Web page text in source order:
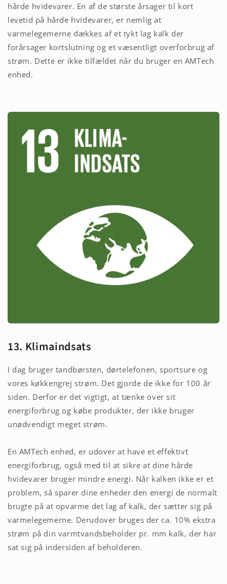
hårde hvidevarer. En af de største årsager til kort
levetid på hårde hvidevarer, er nemlig at
varmelegemerne dækkes af et tykt lag kalk der
forårsager kortslutning og et væsentligt overforbrug af
strøm. Dette er ikke tilfældet når du bruger en AMTech
enhed.
13. Klimaindsats
I dag bruger tandbørsten, dørtelefonen, sportsure og
vores køkkengrej strøm. Det gjorde de ikke for 100 år
siden. Derfor er det vigtigt, at tænke over sit
energiforbrug og købe produkter, der ikke bruger
unødvendigt meget strøm.
En AMTech enhed, er udover at have et effektivt
energiforbrug, også med til at sikre at dine hårde
hvidevarer bruger mindre energi. Når kalken ikke er et
problem, så sparer dine enheder den energi de normalt
brugte på at opvarme det lag af kalk, der sætter sig på
varmelegemerne. Derudover bruges der ca. 10% ekstra
strøm på din varmtvandsbeholder pr. mm kalk, der har
sat sig på indersiden af beholderen.